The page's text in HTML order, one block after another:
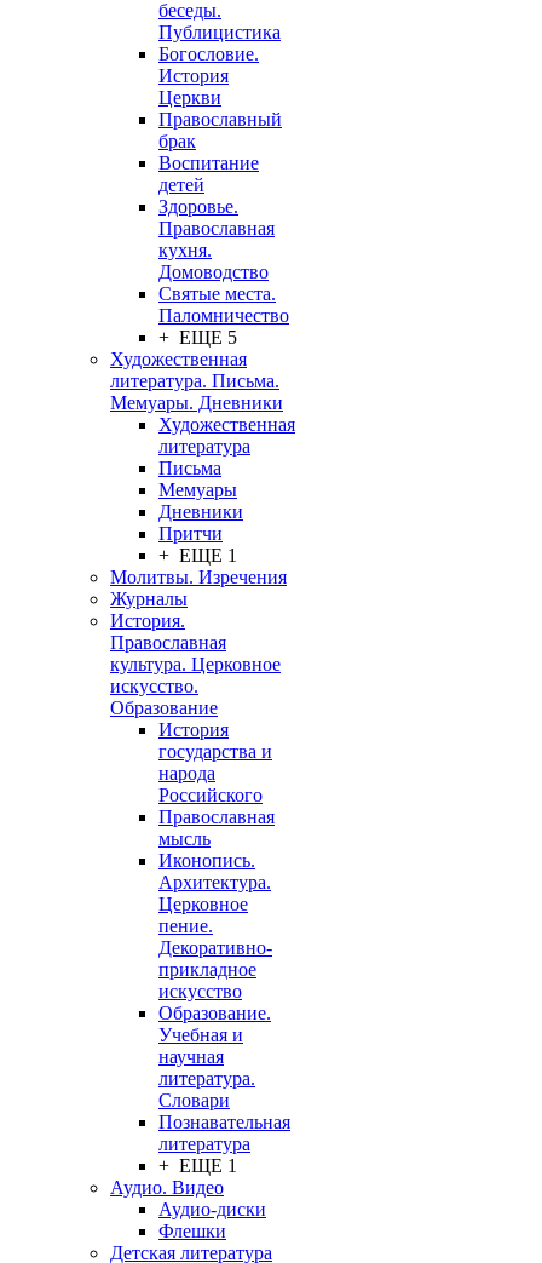
беседы.
Публицистика
Богословие.
История
Церкви
Православный
брак
Воспитание
детей
Здоровье.
Православная
кухня.
Домоводство
Святые места.
Паломничество
+ ЕЩЕ 5
Художественная
литература. Письма.
Мемуары. Дневники
Художественная
литература
Письма
Мемуары
Дневники
Притчи
+ ЕЩЕ 1
Молитвы. Изречения
Журналы
История.
Православная
культура. Церковное
искусство.
Образование
История
государства и
народа
Российского
Православная
мысль
Иконопись.
Архитектура.
Церковное
пение.
Декоративно-
прикладное
искусство
Образование.
Учебная и
научная
литература.
Словари
Познавательная
литература
+ ЕЩЕ 1
Аудио. Видео
Аудио-диски
Флешки
Детская литература